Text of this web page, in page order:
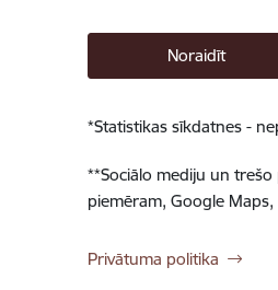
Noraidīt
*Statistikas sīkdatnes -
**Sociālo mediju un
piemēram, Google
Privātuma politika